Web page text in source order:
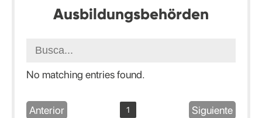
Ausbildungsbehörden
No matching entries found.
Anterior 1 Siguiente